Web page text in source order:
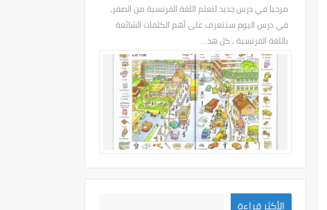
مرحبا في درس جديد لتعلم اللغة الفرنسية من الصفر،
في درس اليوم سنتعرف على أهم الكلمات الشائعة
باللغة الفرنسية ، كل هذ...
الأكثر قراءة